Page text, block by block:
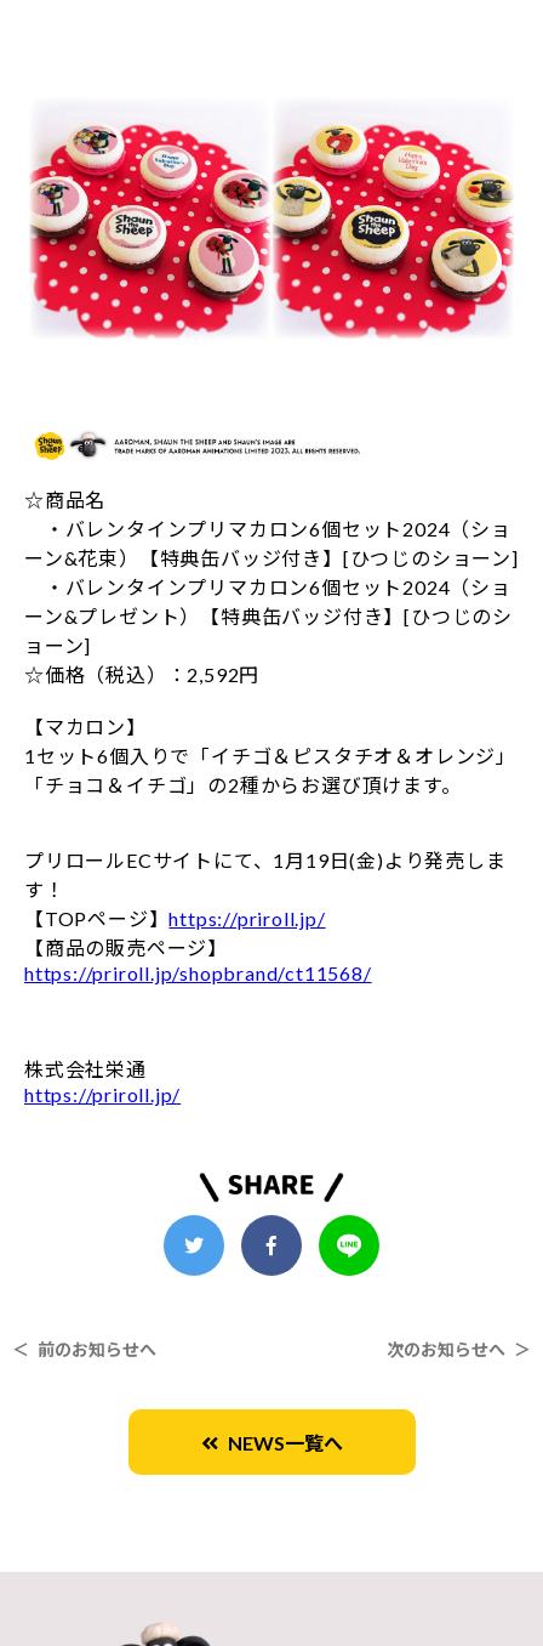
☆商品名
・バレンタインプリマカロン6個セット2024（ショ
ーン&花束）【特典缶バッジ付き】[ひつじのショーン]
・バレンタインプリマカロン6個セット2024（ショ
ーン&プレゼント）【特典缶バッジ付き】[ひつじのシ
ョーン]
☆価格（税込）：2,592円
【マカロン】
1セット6個入りで「イチゴ＆ピスタチオ＆オレンジ」
「チョコ＆イチゴ」の2種からお選び頂けます。
プリロールECサイトにて、1月19日(金)より発売しま
す！
【TOPページ】https://priroll.jp/
【商品の販売ページ】
https://priroll.jp/shopbrand/ct11568/
株式会社栄通
https://priroll.jp/
＜ 前のお知らせへ 次のお知らせへ ＞
NEWS一覧へ